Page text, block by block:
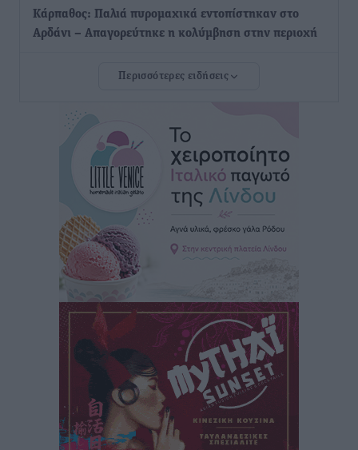
Κάρπαθος: Παλιά πυρομαχικά εντοπίστηκαν στο
Αρδάνι – Απαγορεύτηκε η κολύμβηση στην περιοχή
εφησυχασμού» – Σε πλήρη ετοιμότητα ο μηχανισμός
πριν 5 ώρες
Καιρός: Επιμένουν οι υψηλές θερμοκρασίες – Ισχυρά
μελτέμια έως 9 μποφόρ, σε «Red Code» 6 περιοχές
Τοπικές Ειδήσεις πριν 6 ώρες
Τα φοιτητικά ενοίκια «τινάζουν στον αέρα» τους
οικογενειακούς προϋπολογισμούς
Ειδήσεις• πριν 6 ώρες
Δύο νέοι ξενώνες παραδόθηκαν στις Ένοπλες
Δυνάμεις στη νήσο Ρω
Τοπικές Ειδήσεις πριν 6 ώρες
Συνεχίζεται η έξοδος του Αυγούστου – Πάνω από
34.000 αναχωρούν σήμερα μόνο από τον Πειραιά
Περισσότερες ειδήσεις